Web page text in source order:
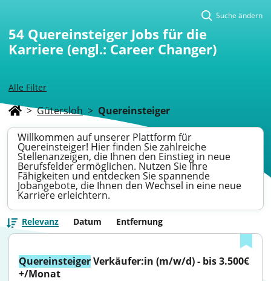
Alle Filter
Suche ändern
54 Quereinsteiger Jobs für die
Karriere (engl.: Career Changer)
> Gütersloh > Quereinsteiger
Willkommen auf unserer Plattform für
Quereinsteiger! Hier finden Sie zahlreiche
Stellenanzeigen, die Ihnen den Einstieg in neue
Berufsfelder ermöglichen. Nutzen Sie Ihre
Fähigkeiten und entdecken Sie spannende
Jobangebote, die Ihnen den Wechsel in eine neue
Karriere erleichtern.
Relevanz Datum Entfernung
Quereinsteiger Verkäufer:in (m/w/d) - bis 3.500€
+/Monat